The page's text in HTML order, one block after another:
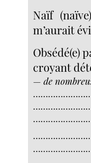
Naïf
m’aurait
Obsédé(e)
croyant
—de